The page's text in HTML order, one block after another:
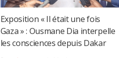
Exposition « Il était une fois
Gaza » : Ousmane Dia interpelle
les consciences depuis Dakar